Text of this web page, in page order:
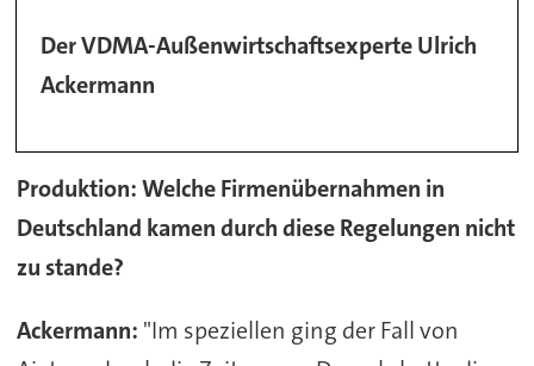
Der VDMA-Außenwirtschaftsexperte Ulrich
Ackermann
Produktion: Welche Firmenübernahmen in
Deutschland kamen durch diese Regelungen nicht
zu stande?
Ackermann: "Im speziellen ging der Fall von